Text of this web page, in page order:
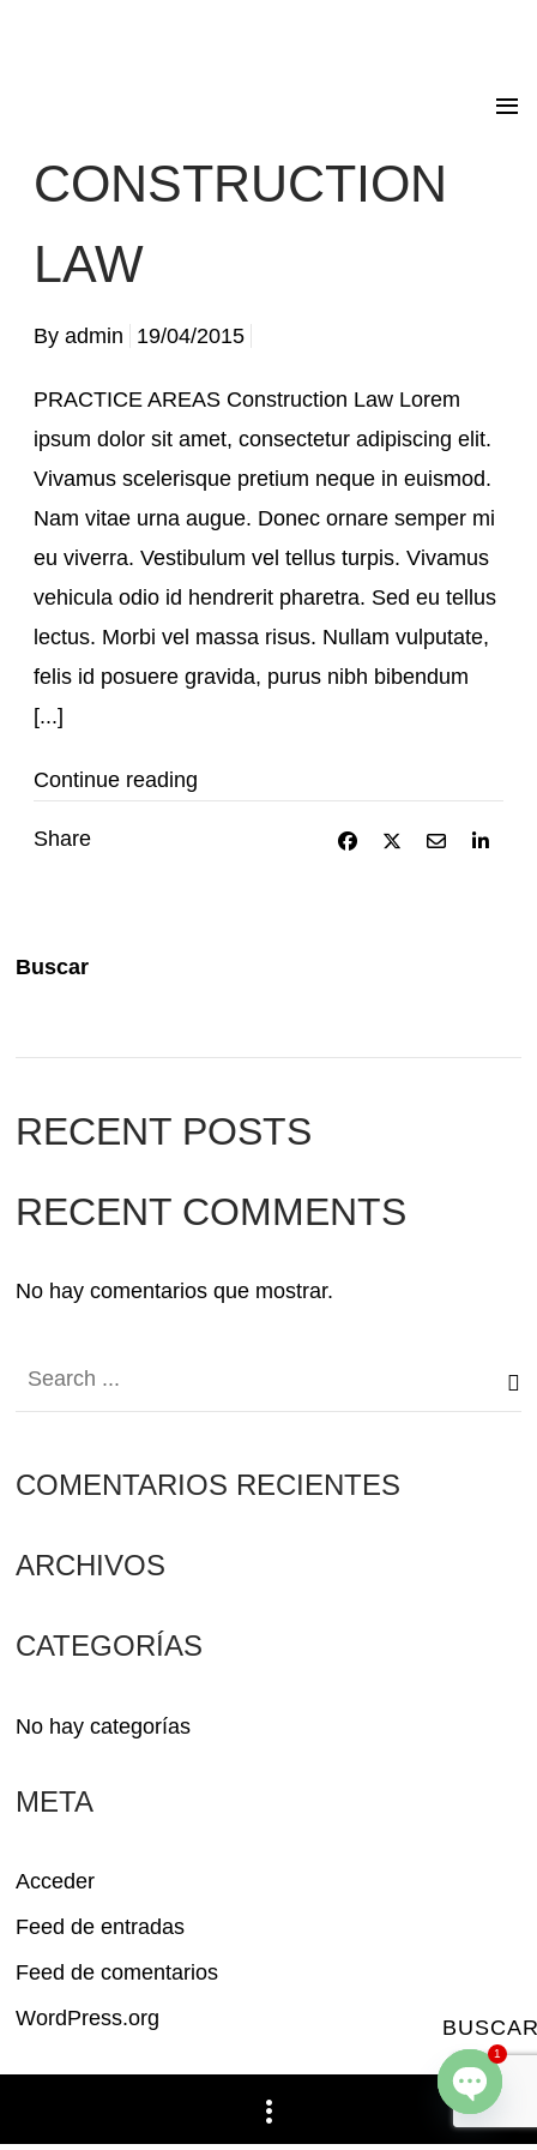
CONSTRUCTION
LAW
Byadmin 19/04/2015
PRACTICE AREAS Construction Law Lorem
ipsum dolor sit amet, consectetur adipiscing elit.
Vivamus scelerisque pretium neque in euismod.
Nam vitae urna augue. Donec ornare semper mi
eu viverra. Vestibulum vel tellus turpis. Vivamus
vehicula odio id hendrerit pharetra. Sed eu tellus
lectus. Morbi vel massa risus. Nullam vulputate,
felis id posuere gravida, purus nibh bibendum
[...]
Continue reading
Share
Buscar
RECENT POSTS
RECENT COMMENTS
No hay comentarios que mostrar.
COMENTARIOS RECIENTES
ARCHIVOS
CATEGORÍAS
No hay categorías
META
Acceder
Feed de entradas
Feed de comentarios
WordPress.org
1